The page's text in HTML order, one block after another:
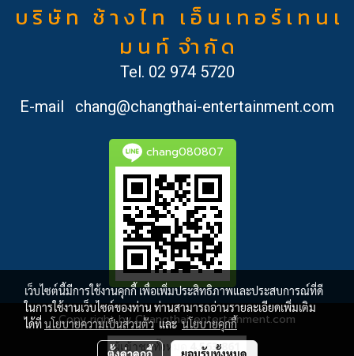
บ ริ ษั ท ช้ า ง ไ ท เ อ็ น เ ท อ ร์ เ ท น เ
ม น ท์ จำ กั ด
Tel. 02 974 5720
E-mail
chang@changthai-entertainment.com
chang080807
Copy right by Changthai-entertainment.com
ผู้เข้าชมวันนี้ 3,323
เว็บไซต์นี้มีการใช้งานคุกกี้ เพื่อเพิ่มประสิทธิภาพและประสบการณ์ที่ดี
ในการใช้งานเว็บไซต์ของท่าน ท่านสามารถอ่านรายละเอียดเพิ่มเติม
ได้ที่นโยบายความเป็นส่วนตัวและนโยบายคุกกี้